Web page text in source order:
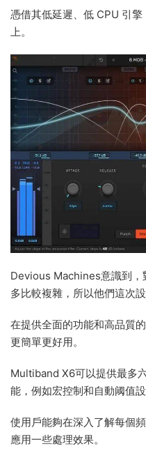
憑借其低延遲、低 CPU 引
上。
Devious Machines意識到，
多比較複雜，所以他們這次
在提供全面的功能和高品質
更簡單更好用。
Multiband X6可以提供最多
能，例如宏控制和自動阈值
使用戶能夠在深入了解每個
應用一些處理效果。